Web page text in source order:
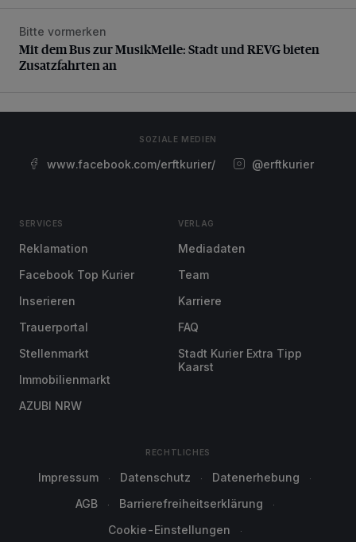
Mit dem Bus zur MusikMeile: Stadt und REVG bieten
Bitte vormerken
Mit dem Bus zur MusikMeile: Stadt und REVG bieten
Zusatzfahrten an
SOZIALE MEDIEN
www.facebook.com/erftkurier/ @erftkurier
SERVICES
Reklamation
Facebook Top Kurier
Inserieren
Trauerportal
Stellenmarkt
Immobilienmarkt
AZUBI NRW
VERLAG
Mediadaten
Team
Karriere
FAQ
Stadt Kurier Extra Tipp
Kaarst
RECHTLICHES
Impressum Datenschutz
Datenerhebung
AGB
Barrierefreiheitserklärung
Cookie-Einstellungen